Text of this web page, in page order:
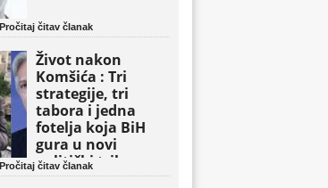
Pročitaj čitav članak
Život nakon
Komšića : Tri
strategije, tri
tabora i jedna
fotelja koja BiH
gura u novi
politički triler
Pročitaj čitav članak